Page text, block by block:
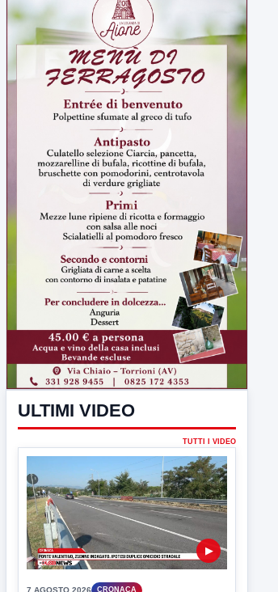
ULTIMI VIDEO
TUTTI I VIDEO
▶
7 AGOSTO 2026 CRONACA
Ponte Valentino,21enne indagato:
ipotesi duplice omicidio stradale
Incidente mortale a Ponte Valentino,
indagato il 21enne alla guida...